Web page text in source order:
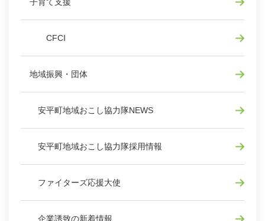
CFCI
地域振興・団体
安平町地域おこし協力隊NEWS
安平町地域おこし協力隊採用情報
ファイターズ応援大使
企業誘致の新着情報